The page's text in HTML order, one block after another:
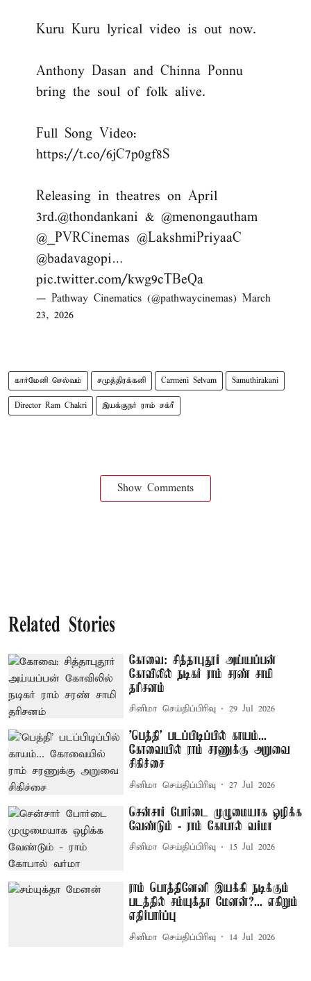
Kuru Kuru lyrical video is out now.
Anthony Dasan and Chinna Ponnu
bring the soul of folk alive.
Full Song Video:
https://t.co/6jC7p0gf8S
Releasing in theatres on April
3rd.@thondankani & @menongautham
@_PVRCinemas @LakshmiPriyaaC
@badavagopi…
pic.twitter.com/kwg9cTBeQa
— Pathway Cinematics (@pathwaycinemas) March
23, 2026
கார்மேனி செல்வம் சமுத்திரக்கனி Carmeni Selvam Samuthirakani
Director Ram Chakri இயக்குநர் ராம் சக்ரீ
Show Comments
Related Stories
கோவை: சித்தாபுதூர் அய்யப்பன்
கோவிலில் நடிகர் ராம் சரண் சாமி
தரிசனம்
சினிமா செய்திப்பிரிவு 29 Jul 2026
'பெத்தி' படப்பிடிப்பில் காயம்...
கோவையில் ராம் சரணுக்கு அறுவை
சிகிச்சை
சினிமா செய்திப்பிரிவு 27 Jul 2026
சென்சார் போர்டை முழுமையாக ஒழிக்க
வேண்டும் - ராம் கோபால் வர்மா
சினிமா செய்திப்பிரிவு 15 Jul 2026
ராம் பொத்தினேனி இயக்கி நடிக்கும்
படத்தில் சம்யுக்தா மேனன்?... எகிறும்
எதிர்பார்ப்பு
சினிமா செய்திப்பிரிவு 14 Jul 2026